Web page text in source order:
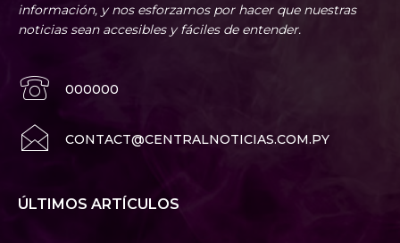
información, y nos esforzamos por hacer que nuestras
noticias sean accesibles y fáciles de entender.
000000
CONTACT@CENTRALNOTICIAS.COM.PY
ÚLTIMOS ARTÍCULOS